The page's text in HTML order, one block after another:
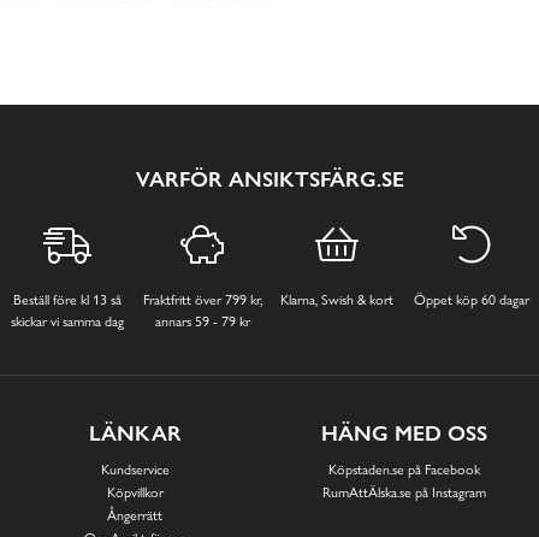
VARFÖR ANSIKTSFÄRG.SE
Beställ före kl 13 så
skickar vi samma dag
Fraktfritt över 799 kr,
annars 59 - 79 kr
Klarna, Swish & kort Öppet köp 60 dagar
LÄNKAR
Kundservice
Köpvillkor
Ångerrätt
HÄNG MED OSS
Köpstaden.se på Facebook
RumAttÄlska.se på Instagram